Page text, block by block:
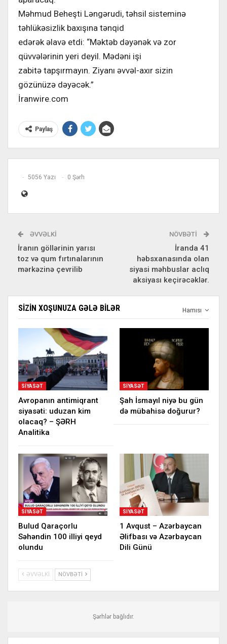
Məhmud Beheşti Ləngərudi, təhsil sisteminə
təhlükəsizlik baxışına tənqid
edərək əlavə etdi: “Məktəb dəyənək və zor
qüvvələrinin yeri deyil. Mədəni işi
zabitə tapşırmayın. Ziyanı əvvəl-axır sizin
gözünüzə dəyəcək.”
İranwire.com
Paylaş
5056 Yazı 0 Şərh
ƏVVƏLKI
İranın göllərinin yarısı
toz və qum fırtınalarının
mərkəzinə çevrilib
NÖVBƏTI
İranda 41
həbsxanasında olan
siyasi məhbuslar aclıq
aksiyası keçirəcəklər.
Hamısı
SIZIN XOŞUNUZA GƏLƏ BILƏR
SIYASƏT
Avropanın antimiqrant
siyasəti: uduzan kim
olacaq? – ŞƏRH
Analitika
SIYASƏT
Şah İsmayıl niyə bu gün
də mübahisə doğurur?
SIYASƏT
Bulud Qaraçorlu
Səhəndin 100 illiyi qeyd
olundu
SIYASƏT
1 Avqust – Azərbaycan
Əlifbası və Azərbaycan
Dili Günü
ƏVVƏLKI NÖVBƏTI
Şərhlər bağlıdır.